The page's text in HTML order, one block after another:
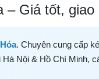
– Giá tốt,
. Chuyên cung cấp
Hà Nội & Hồ Chí Minh,